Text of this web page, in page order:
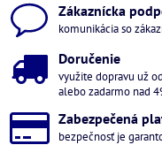
Zákaznícka
komunikácia so
Doručenie
využite dopravu už
alebo zadarmo nad
Zabezpečená
bezpečnosť je